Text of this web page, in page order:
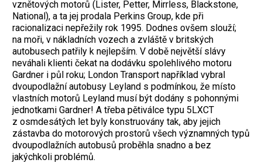
vznětových motorů (Lister, Petter, Mirrless, Blackstone,
National), a ta jej prodala Perkins Group, kde při
racionalizaci nepřežily rok 1995. Dodnes ovšem slouží;
na moři, v nákladních vozech a zvláště v britských
autobusech patřily k nejlepším. V době největší slávy
neváhali klienti čekat na dodávku spolehlivého motoru
Gardner i půl roku; London Transport například vybral
dvoupodlažní autobusy Leyland s podmínkou, že místo
vlastních motorů Leyland musí být dodány s pohonnými
jednotkami Gardner! A třeba pětiválce typu 5LXCT
z osmdesátých let byly konstruovány tak, aby jejich
zástavba do motorových prostorů všech významných typů
dvoupodlažních autobusů proběhla snadno a bez
jakýchkoli problémů.